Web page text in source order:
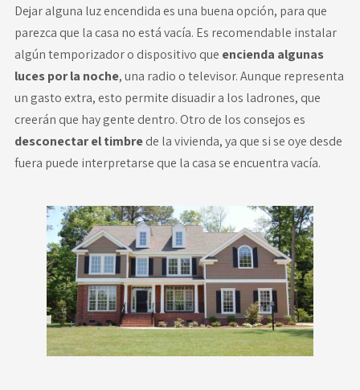
Dejar alguna luz encendida es una buena opción, para que
parezca que la casa no está vacía. Es recomendable instalar
algún temporizador o dispositivo que encienda algunas
luces por la noche, una radio o televisor. Aunque representa
un gasto extra, esto permite disuadir a los ladrones, que
creerán que hay gente dentro. Otro de los consejos es
desconectar el timbrede la vivienda, ya que si se oye desde
fuera puede interpretarse que la casa se encuentra vacía.